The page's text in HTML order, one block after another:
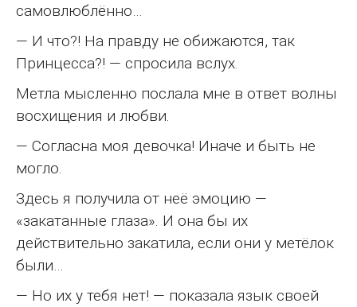
самовлюблённо…
— И что?! На правду не обижаются, так
Принцесса?! — спросила вслух.
Метла мысленно послала мне в ответ волны
восхищения и любви.
— Согласна моя девочка! Иначе и быть не
могло.
Здесь я получила от неё эмоцию —
«закатанные глаза». И она бы их
действительно закатила, если они у метёлок
были…
— Но их у тебя нет! — показала язык своей